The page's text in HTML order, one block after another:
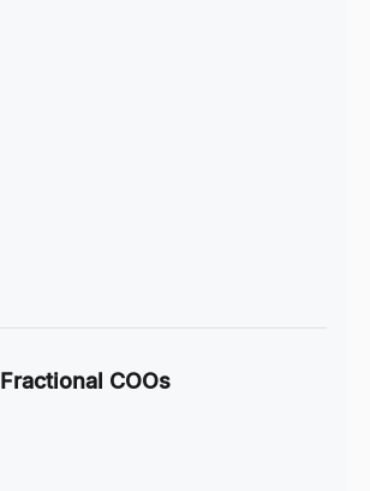
Fractional COOs